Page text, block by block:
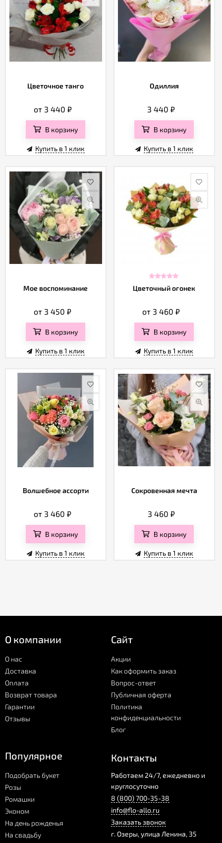
Цветочное танго
от 3 440 ₽
В корзину
Купить в 1 клик
Одиллия
3 440₽
В корзину
Купить в 1 клик
Мое воспоминание
от 3 450₽
В корзину
Купить в 1 клик
Цветочный огонек
от 3 460₽
В корзину
Купить в 1 клик
Волшебное ассорти
от 3 460₽
В корзину
Купить в 1 клик
Сокровенная мечта
3 460 ₽
В корзину
Купить в 1 клик
О компании
О нас
Доставка
Оплата
Возврат товара
Гарантии
Отзывы
Сайт
Акции
Как оформить заказ
Вопрос-ответ
Публичная оферта
Политика
конфиденциальности
Блог
Популярное
Подобрать букет
Розы
Ромашки
Эконом
На день рожденья
На свадьбу
Контакты
Работаем 24/7, ежедневно и
круглосуточно
8 (800) 700-35-38
info@flo-allo.ru
Заказать звонок
г.Озеры,улица Ленина, 35